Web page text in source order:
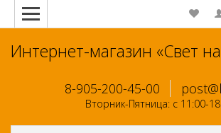
Интернет-магазин «Свет
8-905-200-45-00
Вторник-Пятница: с 11:00-